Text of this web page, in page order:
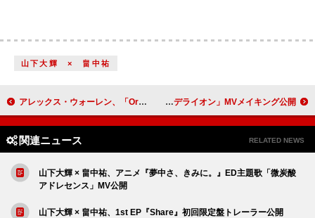
山下大輝 × 畠中祐
アレックス・ウォーレン、「Ordinary」が2025年の米ビルボード“Songs of the Summer”チャート首位に go!go!vanillas、アニメ『SAKAMOTO DAYS』第2クールEDテーマ「ダンデライオン」MVメイキング公開
関連ニュース RELATED NEWS
山下大輝 × 畠中祐、アニメ『夢中さ、きみに。』ED主題歌「微炭酸
アドレセンス」MV公開
山下大輝 × 畠中祐、1st EP『Share』初回限定盤トレーラー公開